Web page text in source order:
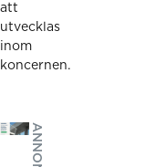
att
utvecklas
inom
koncernen.
ANNONS